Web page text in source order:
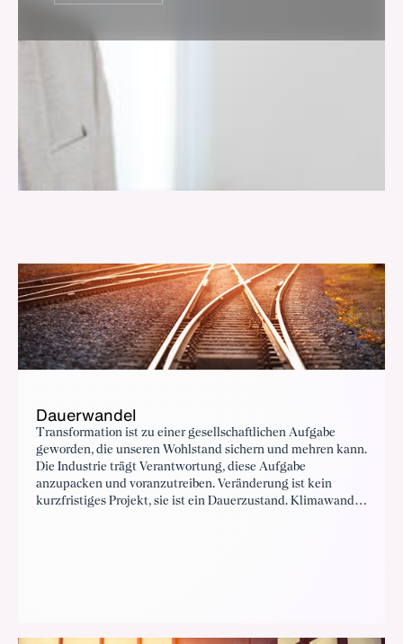
Dauerwandel
Transformation ist zu einer gesellschaftlichen Aufgabe
geworden, die unseren Wohlstand sichern und mehren kann.
Die Industrie trägt Verantwortung, diese Aufgabe
anzupacken und voranzutreiben. Veränderung ist kein
kurzfristiges Projekt, sie ist ein Dauerzustand. Klimawandel,